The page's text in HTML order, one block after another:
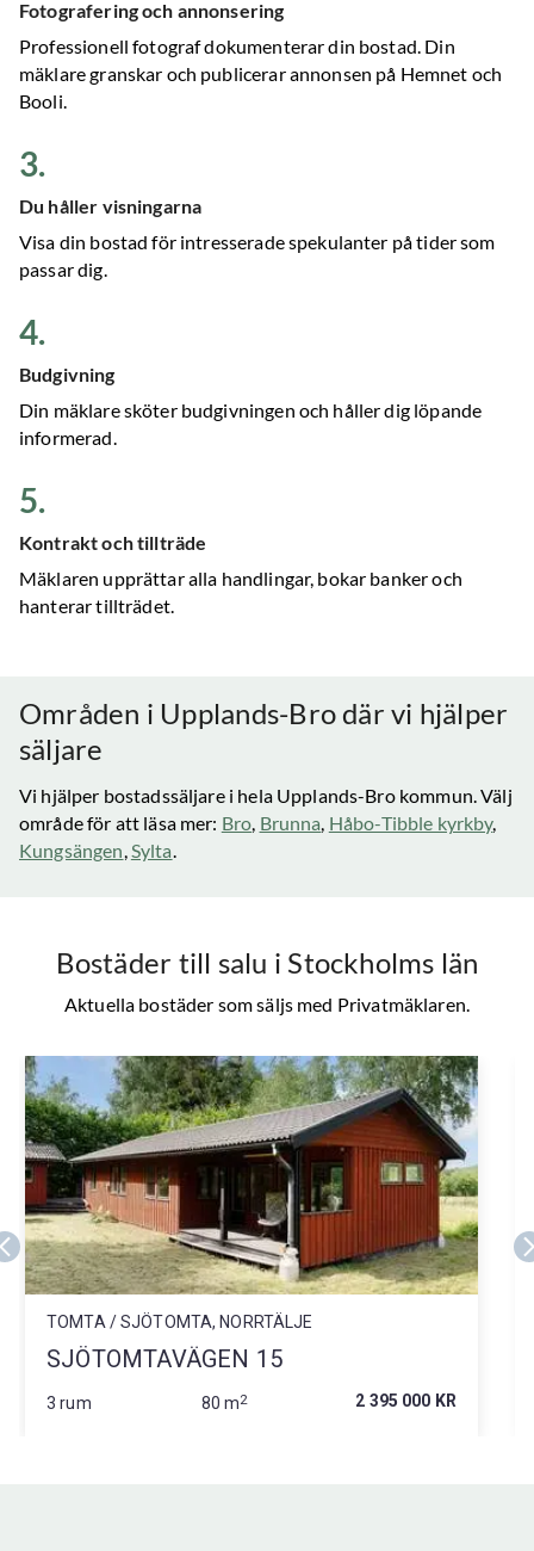
Fotografering och annonsering
Professionell fotograf dokumenterar din bostad. Din
mäklare granskar och publicerar annonsen på Hemnet och
Booli.
3.
Du håller visningarna
Visa din bostad för intresserade spekulanter på tider som
passar dig.
4.
Budgivning
Din mäklare sköter budgivningen och håller dig löpande
informerad.
5.
Kontrakt och tillträde
Mäklaren upprättar alla handlingar, bokar banker och
hanterar tillträdet.
Områden i Upplands-Brodär vi hjälper
säljare
Vi hjälper bostadssäljare i hela Upplands-Brokommun. Välj
område för att läsa mer: Bro, Brunna, Håbo-Tibble kyrkby,
Kungsängen,Sylta.
Bostäder till salu i Stockholms län
Aktuella bostäder som säljs med Privatmäklaren.
TOMTA / SJÖTOMTA, NORRTÄLJE
SJÖTOMTAVÄGEN 15
3 rum 80 m2 2 395 000 KR